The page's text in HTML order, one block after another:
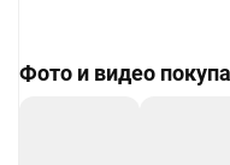
Фото и видео